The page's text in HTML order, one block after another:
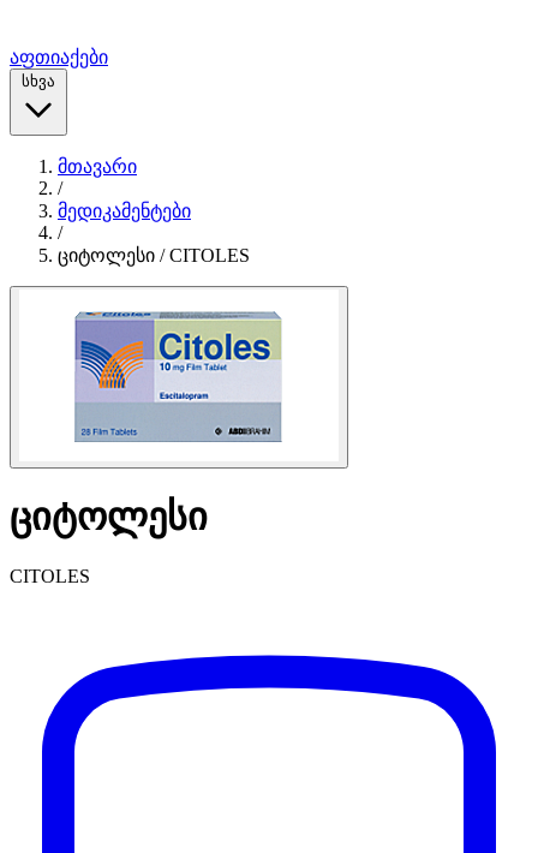
აფთიაქები
სხვა
მთავარი
/
მედიკამენტები
/
ციტოლესი / CITOLES
ციტოლესი
CITOLES